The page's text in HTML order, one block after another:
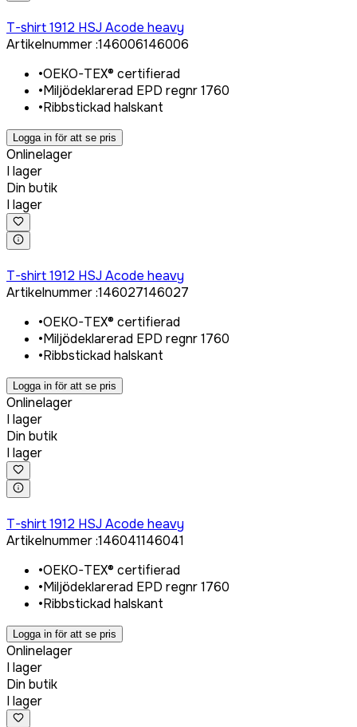
T-shirt 1912 HSJ Acode heavy
Artikelnummer:146006146006
•OEKO-TEX® certifierad
•Miljödeklarerad EPD regnr 1760
•Ribbstickad halskant
Logga in för att se pris
Onlinelager
I lager
Din butik
I lager
T-shirt 1912 HSJ Acode heavy
Artikelnummer:146027146027
•OEKO-TEX® certifierad
•Miljödeklarerad EPD regnr 1760
•Ribbstickad halskant
Logga in för att se pris
Onlinelager
I lager
Din butik
I lager
T-shirt 1912 HSJ Acode heavy
Artikelnummer:146041146041
•OEKO-TEX® certifierad
•Miljödeklarerad EPD regnr 1760
•Ribbstickad halskant
Logga in för att se pris
Onlinelager
I lager
Din butik
I lager